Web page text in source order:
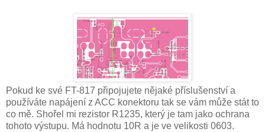
Pokud ke své FT-817 připojujete nějaké příslušenství a
používáte napájení z ACC konektoru tak se vám může stát to
co mě. Shořel mi rezistor R1235, který je tam jako ochrana
tohoto výstupu. Má hodnotu 10R a je ve velikosti 0603.